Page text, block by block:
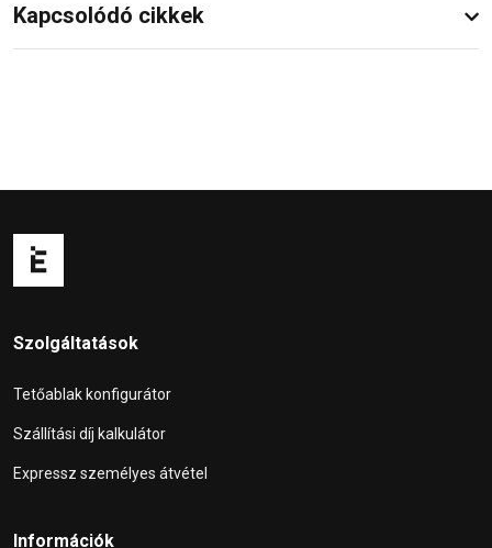
Kapcsolódó cikkek
Szolgáltatások
Tetőablak konfigurátor
Szállítási díj kalkulátor
Expressz személyes átvétel
Információk